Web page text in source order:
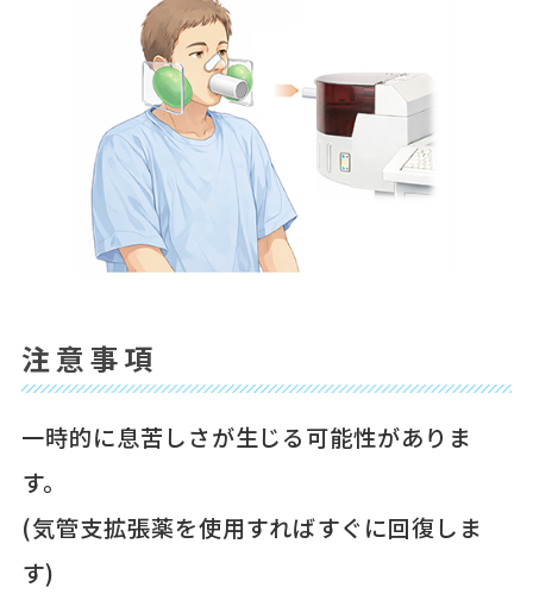
注意事項
一時的に息苦しさが生じる可能性がありま
す。
(気管支拡張薬を使用すればすぐに回復しま
す)